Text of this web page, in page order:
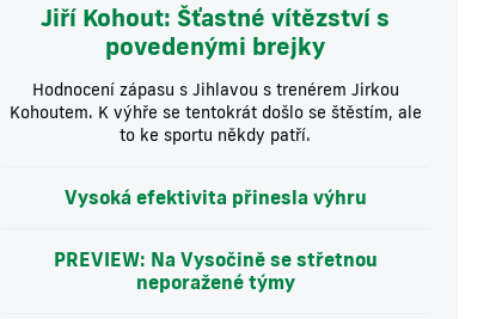
Jiří Kohout: Šťastné vítězství s
povedenými brejky
Hodnocení zápasu s Jihlavou s trenérem Jirkou
Kohoutem. K výhře se tentokrát došlo se štěstím, ale
to ke sportu někdy patří.
Vysoká efektivita přinesla výhru
PREVIEW: Na Vysočině se střetnou
neporažené týmy